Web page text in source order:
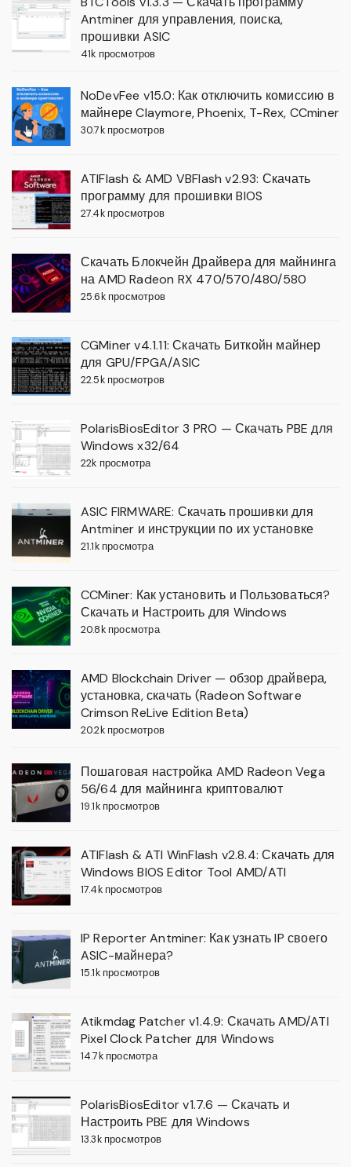
Antminer для управления, поиска,
прошивки ASIC
41k просмотров
NoDevFee v15.0: Как отключить комиссию в
майнере Claymore, Phoenix, T-Rex, CCminer
30.7k просмотров
ATIFlash & AMD VBFlash v2.93: Скачать
программу для прошивки BIOS
27.4k просмотров
Скачать Блокчейн Драйвера для майнинга
на AMD Radeon RX 470/570/480/580
25.6k просмотров
CGMiner v4.1.11: Скачать Биткойн майнер
для GPU/FPGA/ASIC
22.5k просмотров
PolarisBiosEditor 3 PRO — Скачать PBE для
Windows x32/64
22k просмотра
ASIC FIRMWARE: Скачать прошивки для
Antminer и инструкции по их установке
21.1k просмотра
CCMiner: Как установить и Пользоваться?
Скачать и Настроить для Windows
20.8k просмотра
AMD Blockchain Driver — обзор драйвера,
установка, скачать (Radeon Software
Crimson ReLive Edition Beta)
20.2k просмотров
Пошаговая настройка AMD Radeon Vega
56/64 для майнинга криптовалют
19.1k просмотров
ATIFlash & ATI WinFlash v2.8.4: Скачать для
Windows BIOS Editor Tool AMD/ATI
17.4k просмотров
IP Reporter Antminer: Как узнать IP своего
ASIC-майнера?
15.1k просмотров
Atikmdag Patcher v1.4.9: Скачать AMD/ATI
Pixel Clock Patcher для Windows
14.7k просмотра
PolarisBiosEditor v1.7.6 — Скачать и
Настроить PBE для Windows
13.3k просмотров